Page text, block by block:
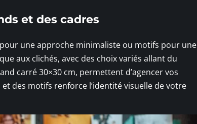
et des cadres
une approche minimaliste ou motifs pour une
aux clichés, avec des choix variés allant du
carré 30×30 cm, permettent d’agencer vos
des motifs renforce l’identité visuelle de votre